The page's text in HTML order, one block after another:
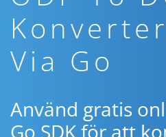
Via Go
Använd gratis
Go SDK för att